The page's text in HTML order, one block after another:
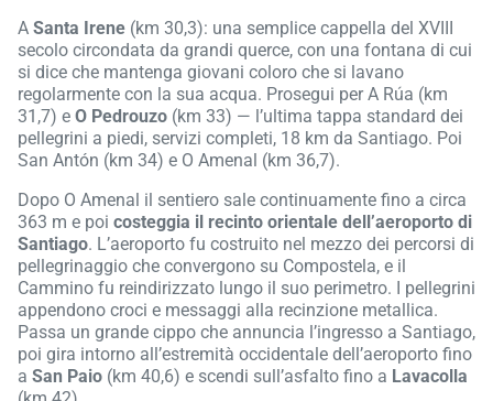
A Santa Irene (km 30,3): una semplice cappella del XVIII
secolo circondata da grandi querce, con una fontana di cui
si dice che mantenga giovani coloro che si lavano
regolarmente con la sua acqua. Prosegui per A Rúa (km
31,7) e O Pedrouzo (km 33) — l’ultima tappa standard dei
pellegrini a piedi, servizi completi, 18 km da Santiago. Poi
San Antón (km 34) e O Amenal (km 36,7).
Dopo O Amenal il sentiero sale continuamente fino a circa
363 m e poi costeggia il recinto orientale dell’aeroporto di
Santiago. L’aeroporto fu costruito nel mezzo dei percorsi di
pellegrinaggio che convergono su Compostela, e il
Cammino fu reindirizzato lungo il suo perimetro. I pellegrini
appendono croci e messaggi alla recinzione metallica.
Passa un grande cippo che annuncia l’ingresso a Santiago,
poi gira intorno all’estremità occidentale dell’aeroporto fino
a San Paio (km 40,6) e scendi sull’asfalto fino a Lavacolla